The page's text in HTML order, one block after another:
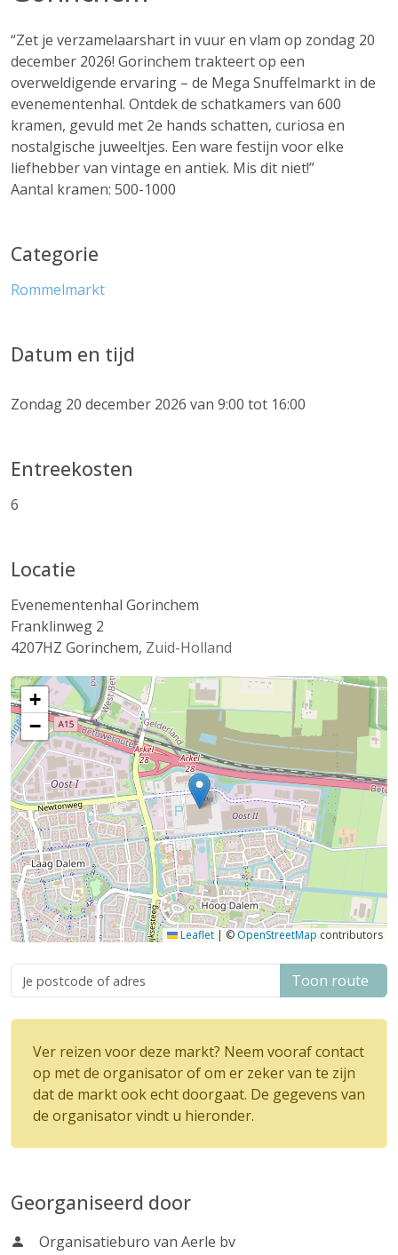
“Zet je verzamelaarshart in vuur en vlam op zondag 20
december 2026! Gorinchem trakteert op een
overweldigende ervaring – de Mega Snuffelmarkt in de
evenementenhal. Ontdek de schatkamers van 600
kramen, gevuld met 2e hands schatten, curiosa en
nostalgische juweeltjes. Een ware festijn voor elke
liefhebber van vintage en antiek. Mis dit niet!”
Aantal kramen: 500-1000
Categorie
Rommelmarkt
Datum en tijd
Zondag 20 december 2026 van 9:00 tot 16:00
Entreekosten
6
Locatie
Evenementenhal Gorinchem
Franklinweg 2
4207HZ Gorinchem, Zuid-Holland
+
−
Leaflet | ©OpenStreetMap contributors
Toon route
Ver reizen voor deze markt? Neem vooraf contact
op met de organisator of om er zeker van te zijn
dat de markt ook echt doorgaat. De gegevens van
de organisator vindt u hieronder.
Georganiseerd door
Organisatieburo van Aerle bv